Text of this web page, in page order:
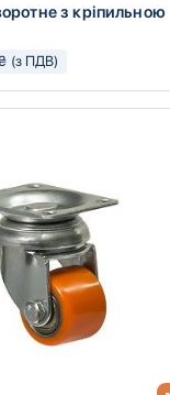
з кріпильною
(з ПДВ)